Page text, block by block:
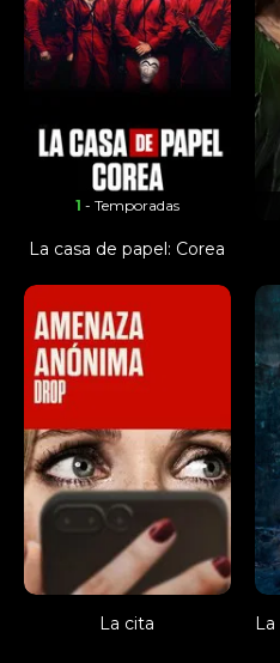
1 - Temporadas
La casa de papel: Corea
La cita